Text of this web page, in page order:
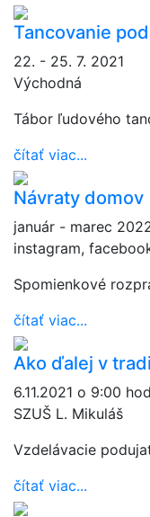
Tancovanie
22. - 25. 7. 2021
Východná
Tábor ľudového
čítať viac...
Návraty domov
január - marec
instagram,
Spomienkové
čítať viac...
Ako ďalej v
6.11.2021 o 9:00
SZUŠ L. Mikuláš
Vzdelávacie
čítať viac...